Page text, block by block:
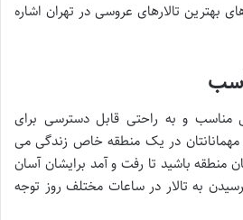
بهترین تالارهای عروسی در تهران اشاره
مناسب و به راحتی قابل دسترسی برای
مهمانانتان در یک منطقه خاص زندگی می
منطقه باشید تا رفت و آمد برایشان آسان
به تالار در ساعات مختلف روز توجه